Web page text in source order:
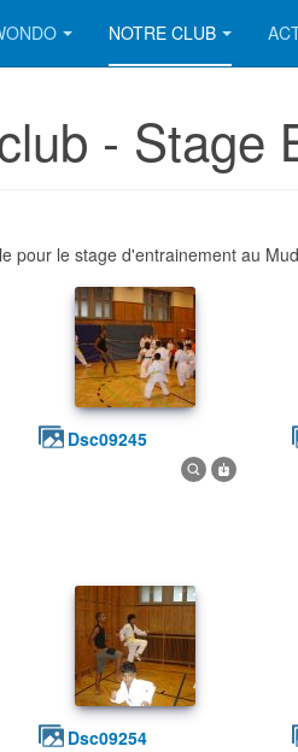
NOTRE CLUB
- Stage
pour le stage d'entrainement au
dsc09245
dsc09254